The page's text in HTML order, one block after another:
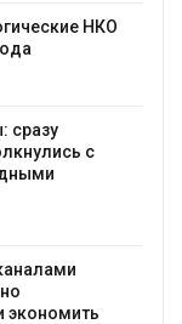
В китайской
паводков
МЕГА и ВкусВилл
экообменники для
воду из воздуха с
Авг 6, 2026